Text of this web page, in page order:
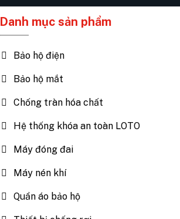
Danh mục sản phẩm
Bảo hộ điện
Bảo hộ mắt
Chống tràn hóa chất
Hệ thống khóa an toàn LOTO
Máy đóng đai
Máy nén khí
Quần áo bảo hộ